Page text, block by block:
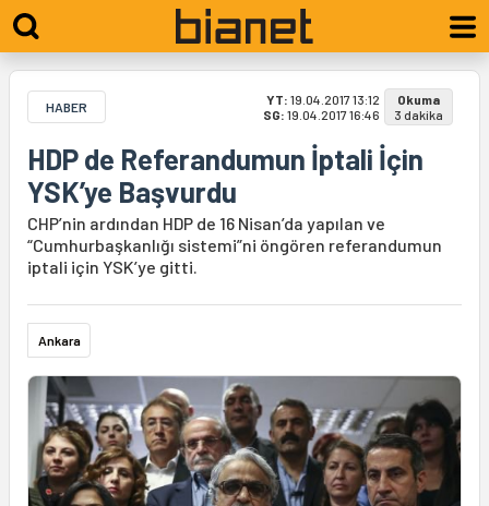
HABER YT: 19.04.2017 13:12
SG: 19.04.2017 16:46
Okuma
3 dakika
HDP de Referandumun İptali İçin
YSK’ye Başvurdu
CHP’nin ardından HDP de 16 Nisan’da yapılan ve
“Cumhurbaşkanlığı sistemi”ni öngören referandumun
iptali için YSK’ye gitti.
Ankara